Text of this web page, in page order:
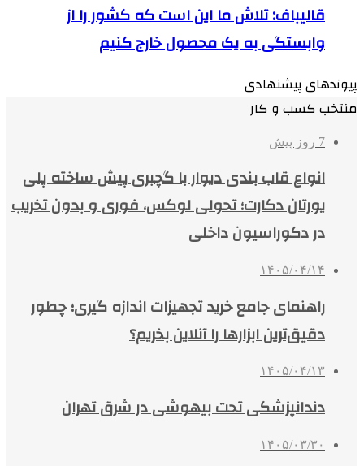
قالیباف: تلاش ما این است که کشور را از
وابستگی به یک محصول خارج کنیم
پیوندهای پیشنهادی
منتخب کسب و کار
7 روز پیش
انواع قاب بندی دیوار با گچبری پیش ساخته پلی
یورتان دکارت؛ تحولی لوکس، فوری و بدون تخریب
در دکوراسیون داخلی
۱۴۰۵/۰۴/۱۴
راهنمای جامع خرید تجهیزات اندازه گیری؛ چطور
دقیق‌ترین ابزارها را آنلاین بخریم؟
۱۴۰۵/۰۴/۱۳
دندانپزشکی تحت بیهوشی در شرق تهران
۱۴۰۵/۰۳/۳۰